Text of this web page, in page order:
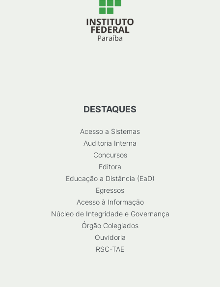
DESTAQUES
Acesso a Sistemas
Auditoria Interna
Concursos
Editora
Educação a Distância (EaD)
Egressos
Acesso à Informação
Núcleo de Integridade e Governança
Órgão Colegiados
Ouvidoria
RSC-TAE